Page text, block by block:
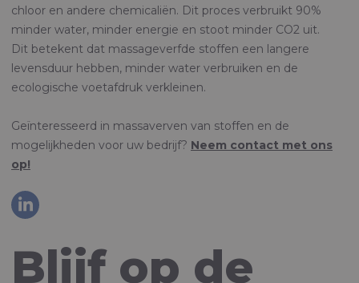
chloor en andere chemicaliën. Dit proces verbruikt 90%
minder water, minder energie en stoot minder CO2 uit.
Dit betekent dat massageverfde stoffen een langere
levensduur hebben, minder water verbruiken en de
ecologische voetafdruk verkleinen.
Geïnteresseerd in massaverven van stoffen en de
mogelijkheden voor uw bedrijf? Neem contact met ons
op!
Blijf op de